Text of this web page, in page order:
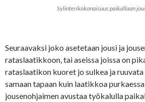
Sylinterikokonaisuus paikallaan
Seuraavaksi joko asetetaan jousi ja
rataslaatikkoon, tai aseissa joissa on
rataslaatikon kuoret jo sulkea ja
samaan tapaan kuin laatikkoa
jousenohjaimen avustaa työkalulla